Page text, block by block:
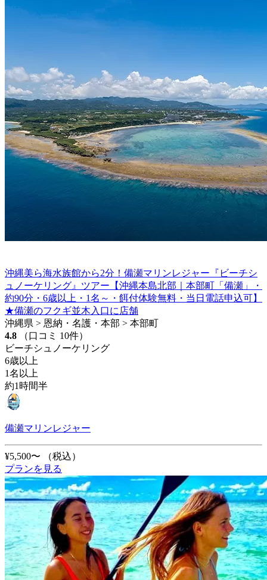
沖縄美ら海水族館から2分！備瀬マリンレジャー『ビーチシ
ュノーケリング』ツアー【沖縄本島北部｜本部町「備瀬」・
約90分・6歳以上・1名～・餌付体験無料・当日電話申込可】
★備瀬のフクギ並木入口に店舗
沖縄県 > 恩納・名護・本部 > 本部町
4.8
（口コミ 10件）
ビーチシュノーケリング
6歳以上
1名以上
約1時間半
備瀬マリンレジャー
¥5,500〜
（税込）
プランを見る